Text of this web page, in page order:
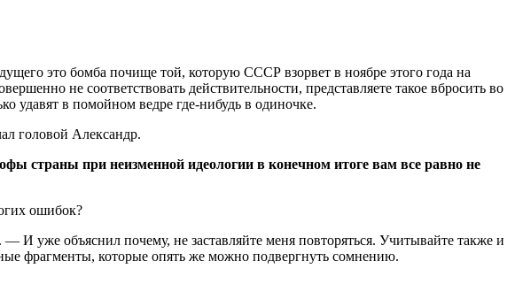
это бомба почище той, которую СССР взорвет в ноябре этого года на
не соответствовать действительности, представляете такое вбросить во
удавят в помойном ведре где-нибудь в одиночке.
головой Александр.
страны при неизменной идеологии в конечном итоге вам все равно не
ошибок?
И уже объяснил почему, не заставляйте меня повторяться. Учитывайте также и
фрагменты, которые опять же можно подвергнуть сомнению.